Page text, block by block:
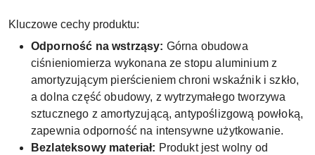
Kluczowe cechy produktu:
Odporność na wstrząsy: Górna obudowa
ciśnieniomierza wykonana ze stopu aluminium z
amortyzującym pierścieniem chroni wskaźnik i szkło,
a dolna część obudowy, z wytrzymałego tworzywa
sztucznego z amortyzującą, antypoślizgową powłoką,
zapewnia odporność na intensywne użytkowanie.
Bezlateksowy materiał: Produkt jest wolny od